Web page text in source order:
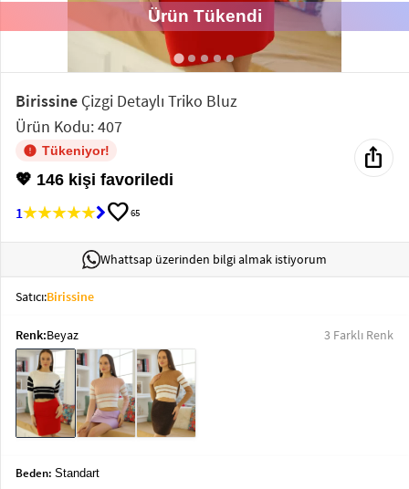
Tunik
Sweatshirt
T-Shirt
Ev
Giyimkeyboard_arrow_down
Takımlarkeyboard_arrow_down
Ürün Tükendi
Birissine Çizgi Detaylı Triko Bluz
Ürün Kodu: 407
Tükeniyor!
💖 146 kişi favoriledi
1
favorite65
ios_share
Whattsap üzerinden bilgi almak istiyorum
Satıcı:Birissine
Renk:Beyaz 3 Farklı Renk
Beden: Standart